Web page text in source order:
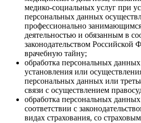
медико-социальных услуг при
персональных данных
профессионально
деятельностью и обязанным в
законодательством Российской
врачебную тайну;
обработка персональных
установления или
персональных данных или
связи с осуществлением
обработка персональных данных
соответствии с
видах страхования, со